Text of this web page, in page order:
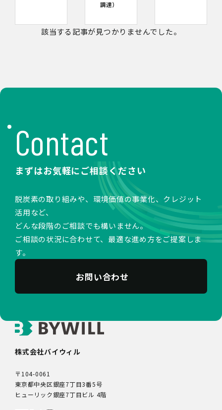
調達）
該当する記事が見つかりませんでした。
Contact
まずはお気軽にご相談ください
脱炭素の取り組みや、環境価値の事業化、クレジット
活用など、
どんな段階のご相談でも構いません。
ご相談の状況に合わせて、最適な進め方をご提案しま
す。
お問い合わせ
株式会社バイウィル
〒104-0061
東京都中央区銀座7丁目3番5号
ヒューリック銀座7丁目ビル 4階